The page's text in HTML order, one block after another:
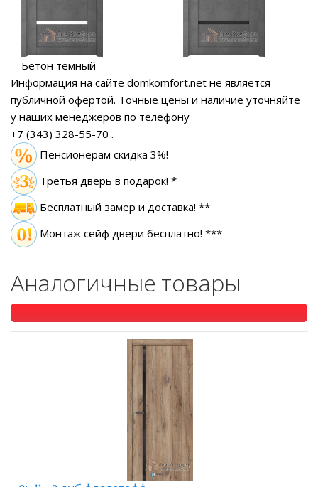
Бетон темный
Информация на сайте domkomfort.net не является
публичной офертой. Точные цены и наличие уточняйте
у наших менеджеров по телефону
+7 (343) 328-55-70 .
Пенсионерам скидка 3%!
Третья дверь в подарок! *
Бесплатный замер и доставка! **
Монтаж сейф двери бесплатно! ***
Аналогичные товары